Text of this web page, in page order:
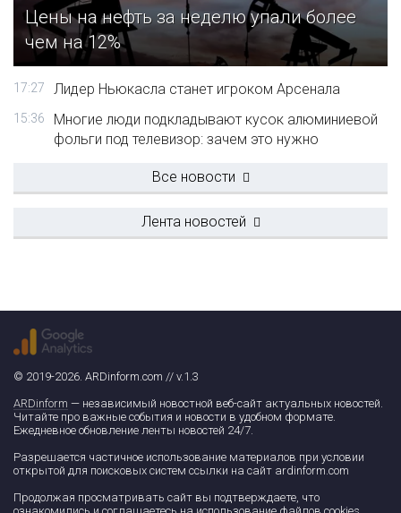
Цены на нефть за неделю упали более
чем на 12%
17:27 Лидер Ньюкасла станет игроком Арсенала
15:36
Многие люди подкладывают кусок алюминиевой
фольги под телевизор: зачем это нужно
Все новости
Лента новостей
© 2019-2026. ARDinform.com // v.1.3
ARDinform — независимый новостной веб-сайт актуальных новостей.
Читайте про важные события и новости в удобном формате.
Ежедневное обновление ленты новостей 24/7.
Разрешается частичное использование материалов при условии
открытой для поисковых систем ссылки на сайт ardinform.com
Продолжая просматривать сайт вы подтверждаете, что